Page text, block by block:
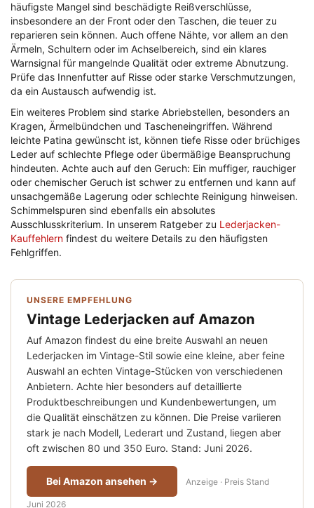
häufigste Mangel sind beschädigte Reißverschlüsse,
insbesondere an der Front oder den Taschen, die teuer zu
reparieren sein können. Auch offene Nähte, vor allem an den
Ärmeln, Schultern oder im Achselbereich, sind ein klares
Warnsignal für mangelnde Qualität oder extreme Abnutzung.
Prüfe das Innenfutter auf Risse oder starke Verschmutzungen,
da ein Austausch aufwendig ist.
Ein weiteres Problem sind starke Abriebstellen, besonders an
Kragen, Ärmelbündchen und Tascheneingriffen. Während
leichte Patina gewünscht ist, können tiefe Risse oder brüchiges
Leder auf schlechte Pflege oder übermäßige Beanspruchung
hindeuten. Achte auch auf den Geruch: Ein muffiger, rauchiger
oder chemischer Geruch ist schwer zu entfernen und kann auf
unsachgemäße Lagerung oder schlechte Reinigung hinweisen.
Schimmelspuren sind ebenfalls ein absolutes
Ausschlusskriterium. In unserem Ratgeber zu Lederjacken-
Kauffehlern findest du weitere Details zu den häufigsten
Fehlgriffen.
UNSERE EMPFEHLUNG
Vintage Lederjacken auf Amazon
Auf Amazon findest du eine breite Auswahl an neuen
Lederjacken im Vintage-Stil sowie eine kleine, aber feine
Auswahl an echten Vintage-Stücken von verschiedenen
Anbietern. Achte hier besonders auf detaillierte
Produktbeschreibungen und Kundenbewertungen, um
die Qualität einschätzen zu können. Die Preise variieren
stark je nach Modell, Lederart und Zustand, liegen aber
oft zwischen 80 und 350 Euro. Stand: Juni 2026.
Bei Amazon ansehen → Anzeige · Preis Stand
Juni 2026